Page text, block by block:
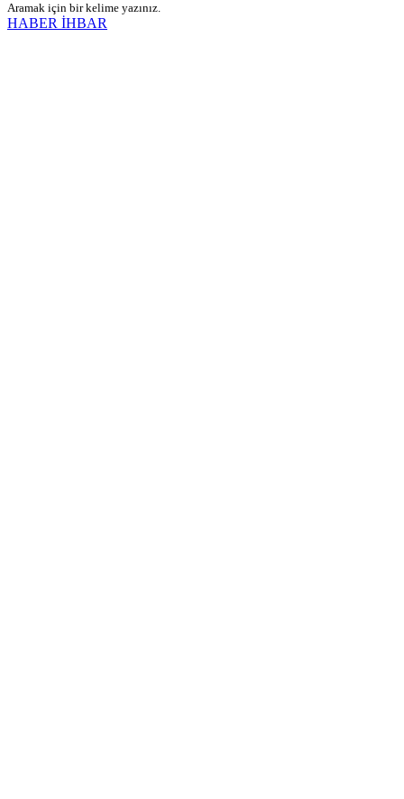
Aramak için bir kelime yazınız.
HABER İHBAR